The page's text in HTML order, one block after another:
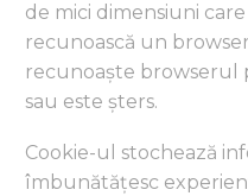
de mici dimensiuni
recunoască un
recunoaște browserul
sau este șters.
Cookie-ul stochează
îmbunătățesc